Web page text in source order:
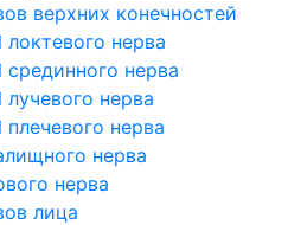
верхних конечностей
нерва
нерва
нерва
нерва
нерва
нерва
лица